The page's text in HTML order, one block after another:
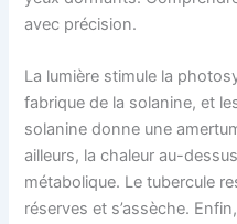
avec précision.
La lumière stimule la
fabrique de la solanine, et
solanine donne une
ailleurs, la chaleur au-
métabolique. Le tubercule
réserves et s’assèche.